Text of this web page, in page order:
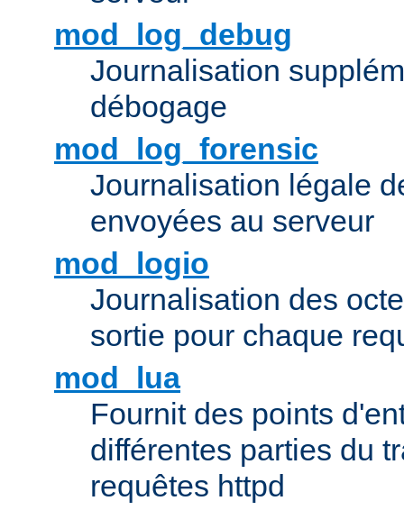
mod_log_debug
Journalisation
débogage
mod_log_forensic
Journalisation légale
envoyées au serveur
mod_logio
Journalisation des
sortie pour chaque
mod_lua
Fournit des points
différentes parties du
requêtes httpd